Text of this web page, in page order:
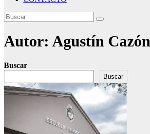
Autor: Agustín Cazón
Buscar
Buscar